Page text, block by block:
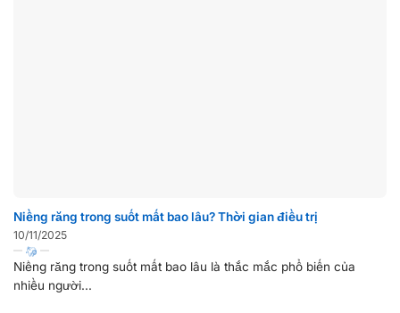
Niềng răng trong suốt mất bao lâu? Thời gian điều trị
10/11/2025
Niềng răng trong suốt mất bao lâu là thắc mắc phổ biến của
nhiều người...